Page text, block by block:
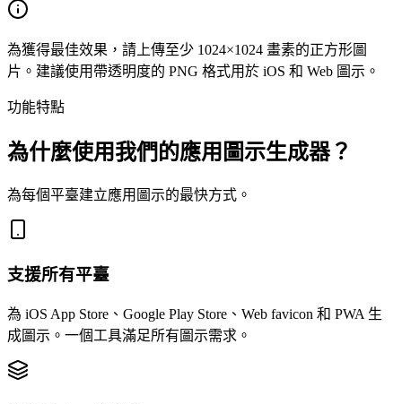
為獲得最佳效果，請上傳至少 1024×1024 畫素的正方形圖
片。建議使用帶透明度的 PNG 格式用於 iOS 和 Web 圖示。
功能特點
為什麼使用我們的應用圖示生成器？
為每個平臺建立應用圖示的最快方式。
支援所有平臺
為 iOS App Store、Google Play Store、Web favicon 和 PWA 生
成圖示。一個工具滿足所有圖示需求。